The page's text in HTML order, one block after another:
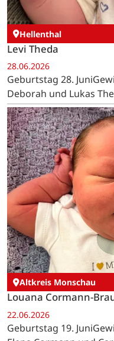
Hellenthal
Levi Theda
28.06.2026
Geburtstag 28.
Deborah und Lukas
Altkreis Monschau
Louana Cormann-
22.06.2026
Geburtstag 19.